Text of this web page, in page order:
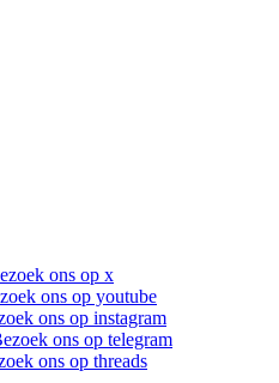
ons op x
ons op youtube
ons op instagram
ons op telegram
ons op threads